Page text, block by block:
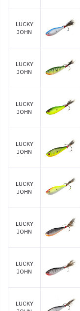
LUCKY
JOHN
LUCKY
JOHN
LUCKY
JOHN
LUCKY
JOHN
LUCKY
JOHN
LUCKY
JOHN
LUCKY
JOHN
LUCKY